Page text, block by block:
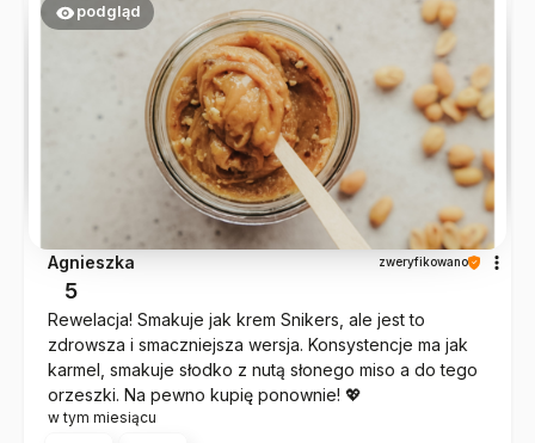
podgląd
Agnieszka zweryfikowano
5
Rewelacja! Smakuje jak krem Snikers, ale jest to
zdrowsza i smaczniejsza wersja. Konsystencje ma jak
karmel, smakuje słodko z nutą słonego miso a do tego
orzeszki. Na pewno kupię ponownie! 💖
w tym miesiącu